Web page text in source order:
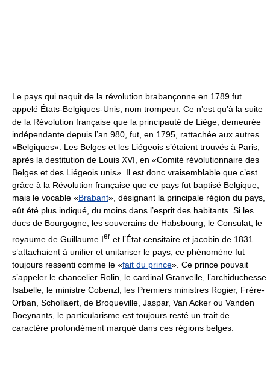
Le pays qui naquit de la révolution brabançonne en 1789 fut
appelé États-Belgiques-Unis, nom trompeur. Ce n’est qu’à la suite
de la Révolution française que la principauté de Liège, demeurée
indépendante depuis l’an 980, fut, en 1795, rattachée aux autres
«Belgiques». Les Belges et les Liégeois s’étaient trouvés à Paris,
après la destitution de Louis XVI, en «Comité révolutionnaire des
Belges et des Liégeois unis». Il est donc vraisemblable que c’est
grâce à la Révolution française que ce pays fut baptisé Belgique,
mais le vocable «Brabant», désignant la principale région du pays,
eût été plus indiqué, du moins dans l’esprit des habitants. Si les
ducs de Bourgogne, les souverains de Habsbourg, le Consulat, le
royaume de Guillaume Ier et l’État censitaire et jacobin de 1831
s’attachaient à unifier et unitariser le pays, ce phénomène fut
toujours ressenti comme le «fait du prince». Ce prince pouvait
s’appeler le chancelier Rolin, le cardinal Granvelle, l’archiduchesse
Isabelle, le ministre Cobenzl, les Premiers ministres Rogier, Frère-
Orban, Schollaert, de Broqueville, Jaspar, Van Acker ou Vanden
Boeynants, le particularisme est toujours resté un trait de
caractère profondément marqué dans ces régions belges.